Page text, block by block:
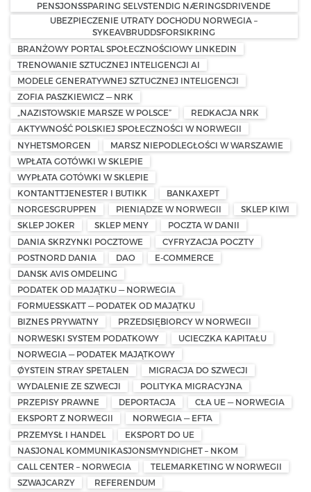
PENSJONSSPARING SELVSTENDIG NÆRINGSDRIVENDE
UBEZPIECZENIE UTRATY DOCHODU NORWEGIA –
SYKEAVBRUDDSFORSIKRING
BRANŻOWY PORTAL SPOŁECZNOŚCIOWY LINKEDIN
TRENOWANIE SZTUCZNEJ INTELIGENCJI AI
MODELE GENERATYWNEJ SZTUCZNEJ INTELIGENCJI
ZOFIA PASZKIEWICZ — NRK
„NAZISTOWSKIE MARSZE W POLSCE”
REDKACJA NRK
AKTYWNOŚĆ POLSKIEJ SPOŁECZNOŚCI W NORWEGII
NYHETSMORGEN
MARSZ NIEPODLEGŁOŚCI W WARSZAWIE
WPŁATA GOTÓWKI W SKLEPIE
WYPŁATA GOTÓWKI W SKLEPIE
KONTANTTJENESTER I BUTIKK
BANKAXEPT
NORGESGRUPPEN
PIENIĄDZE W NORWEGII
SKLEP KIWI
SKLEP JOKER
SKLEP MENY
POCZTA W DANII
DANIA SKRZYNKI POCZTOWE
CYFRYZACJA POCZTY
POSTNORD DANIA
DAO
E-COMMERCE
DANSK AVIS OMDELING
PODATEK OD MAJĄTKU — NORWEGIA
FORMUESSKATT — PODATEK OD MAJĄTKU
BIZNES PRYWATNY
PRZEDSIĘBIORCY W NORWEGII
NORWESKI SYSTEM PODATKOWY
UCIECZKA KAPITAŁU
NORWEGIA — PODATEK MAJĄTKOWY
ØYSTEIN STRAY SPETALEN
MIGRACJA DO SZWECJI
WYDALENIE ZE SZWECJI
POLITYKA MIGRACYJNA
PRZEPISY PRAWNE
DEPORTACJA
CŁA UE — NORWEGIA
EKSPORT Z NORWEGII
NORWEGIA — EFTA
PRZEMYSŁ I HANDEL
EKSPORT DO UE
NASJONAL KOMMUNIKASJONSMYNDIGHET – NKOM
CALL CENTER – NORWEGIA
TELEMARKETING W NORWEGII
SZWAJCARZY
REFERENDUM